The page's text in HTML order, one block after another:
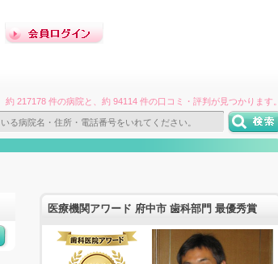
約 217178 件の病院と、約 94114 件の口コミ・評判が見つかります。
医療機関アワード 府中市 歯科部門 最優秀賞